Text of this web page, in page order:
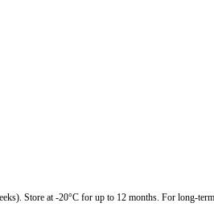
Store at -20°C for up to 12 months. For long-